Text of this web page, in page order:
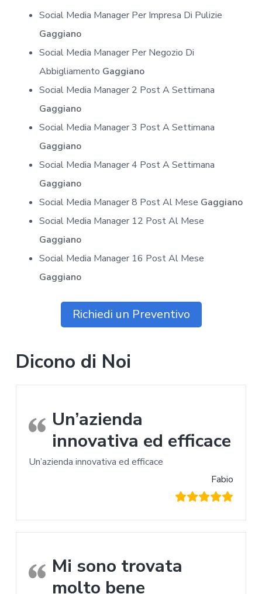
Social Media Manager Per Impresa Di Pulizie
Gaggiano
Social Media Manager Per Negozio Di
Abbigliamento Gaggiano
Social Media Manager 2 Post A Settimana
Gaggiano
Social Media Manager 3 Post A Settimana
Gaggiano
Social Media Manager 4 Post A Settimana
Gaggiano
Social Media Manager 8 Post Al Mese Gaggiano
Social Media Manager 12 Post Al Mese
Gaggiano
Social Media Manager 16 Post Al Mese
Gaggiano
Richiedi un Preventivo
Dicono di Noi
Un’azienda
innovativa ed efficace
Un’azienda innovativa ed efficace
Fabio
Mi sono trovata
molto bene